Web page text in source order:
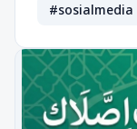
#sosialmedia